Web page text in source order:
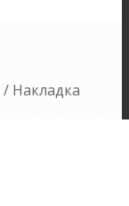
/ Накладка